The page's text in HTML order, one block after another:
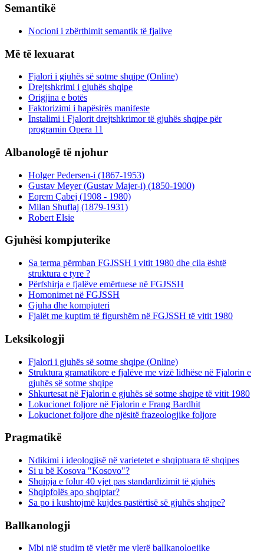
Semantikë
Nocioni i zbërthimit semantik të fjalive
Më të lexuarat
Fjalori i gjuhës së sotme shqipe (Online)
Drejtshkrimi i gjuhës shqipe
Origjina e botës
Faktorizimi i hapësirës manifeste
Instalimi i Fjalorit drejtshkrimor të gjuhës shqipe për
programin Opera 11
Albanologë të njohur
Holger Pedersen-i (1867-1953)
Gustav Meyer (Gustav Majer-i) (1850-1900)
Eqrem Çabej (1908 - 1980)
Milan Shuflaj (1879-1931)
Robert Elsie
Gjuhësi kompjuterike
Sa terma përmban FGJSSH i vitit 1980 dhe cila është
struktura e tyre ?
Përfshirja e fjalëve emërtuese në FGJSSH
Homonimet në FGJSSH
Gjuha dhe kompjuteri
Fjalët me kuptim të figurshëm në FGJSSH të vitit 1980
Leksikologji
Fjalori i gjuhës së sotme shqipe (Online)
Struktura gramatikore e fjalëve me vizë lidhëse në Fjalorin e
gjuhës së sotme shqipe
Shkurtesat në Fjalorin e gjuhës së sotme shqipe të vitit 1980
Lokucionet foljore në Fjalorin e Frang Bardhit
Lokucionet foljore dhe njësitë frazeologjike foljore
Pragmatikë
Ndikimi i ideologjisë në varietetet e shqiptuara të shqipes
Si u bë Kosova "Kosovo"?
Shqipja e folur 40 vjet pas standardizimit të gjuhës
Shqipfolës apo shqiptar?
Sa po i kushtojmë kujdes pastërtisë së gjuhës shqipe?
Ballkanologji
Mbi një studim të vjetër me vlerë ballkanologjike